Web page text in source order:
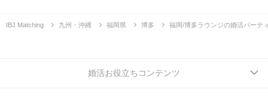
IBJ Matching 九州・沖縄 福岡県 博多 福岡/博多ラウンジの婚活パーテ
婚活お役立ちコンテンツ